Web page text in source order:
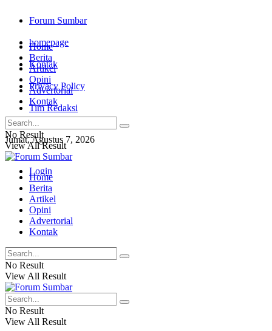
Forum Sumbar
homepage
Kontak
Privacy Policy
Tim Redaksi
Jumat, Agustus 7, 2026
Login
Home
Berita
Artikel
Opini
Advertorial
Kontak
No Result
View All Result
Home
Berita
Artikel
Opini
Advertorial
Kontak
No Result
View All Result
No Result
View All Result